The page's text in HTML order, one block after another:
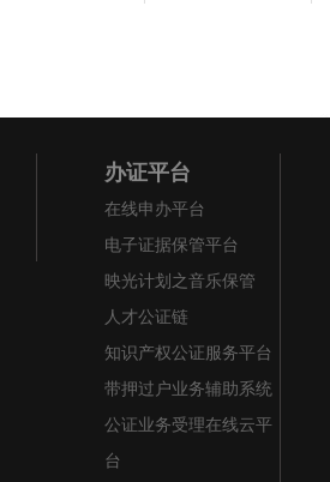
办证平台
在线申办平台
电子证据保管平台
映光计划之音乐保管
人才公证链
知识产权公证服务平台
带押过户业务辅助系统
公证业务受理在线云平
台